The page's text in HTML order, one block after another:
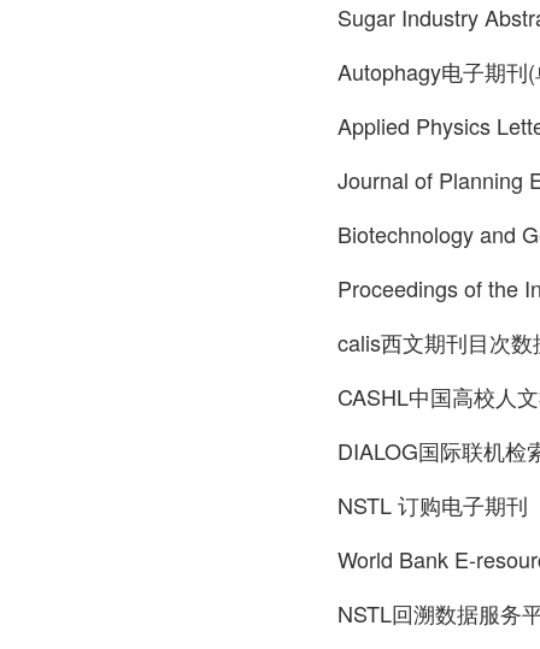
Sugar Industry
Autophagy电子期刊
Applied Physics
Journal of Planning
Biotechnology and
Proceedings of the
calis西文期刊目次
CASHL中国高校人
DIALOG国际联机检
NSTL 订购电子期刊
World Bank E-
NSTL回溯数据服务